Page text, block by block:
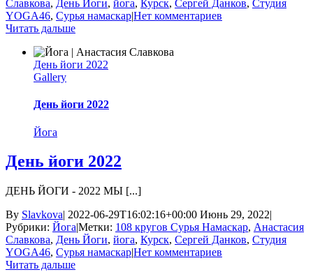
Славкова, День Йоги, йога, Курск, Сергей Данков, Студия
YOGA46, Сурья намаскар|Нет комментариев
Читать дальше
День йоги 2022
Gallery
День йоги 2022
Йога
День йоги 2022
ДЕНЬ ЙОГИ - 2022 МЫ [...]
By Slavkova| 2022-06-29T16:02:16+00:00 Июнь 29, 2022|
Рубрики: Йога|Метки: 108 кругов Сурья Намаскар, Анастасия
Славкова, День Йоги, йога, Курск, Сергей Данков, Студия
YOGA46, Сурья намаскар|Нет комментариев
Читать дальше